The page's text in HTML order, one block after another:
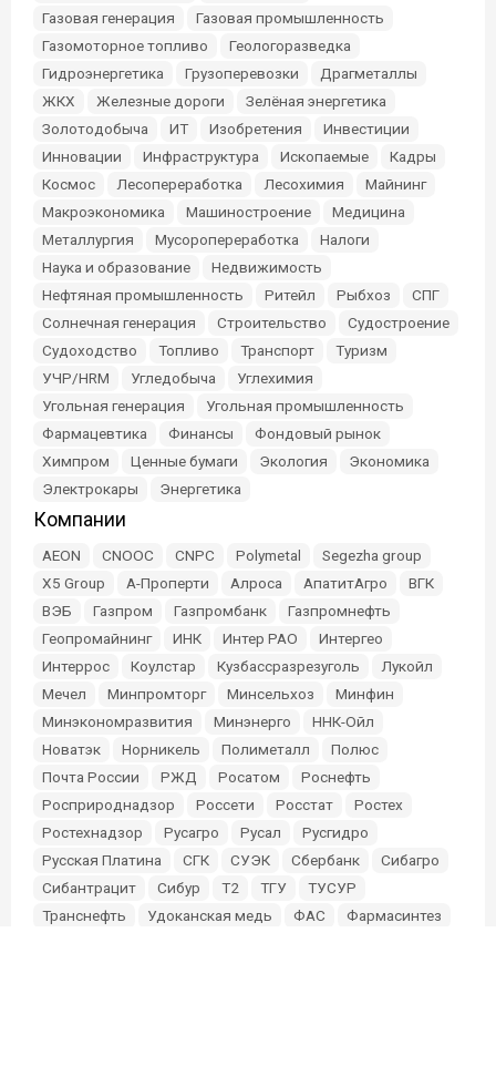
Газовая генерация
Газовая промышленность
Газомоторное топливо
Геологоразведка
Гидроэнергетика
Грузоперевозки
Драгметаллы
ЖКХ
Железные дороги
Зелёная энергетика
Золотодобыча
ИТ Изобретения
Инвестиции
Инновации
Инфраструктура Ископаемые
Кадры
Космос
Лесопереработка Лесохимия
Майнинг
Макроэкономика
Машиностроение
Медицина
Металлургия
Мусоропереработка
Налоги
Наука и образование
Недвижимость
Нефтяная промышленность
Ритейл Рыбхоз
СПГ
Солнечная генерация
Строительство
Судостроение
Судоходство
Топливо Транспорт
Туризм
УЧР/HRM
Угледобыча
Углехимия
Угольная генерация
Угольная промышленность
Фармацевтика
Финансы
Фондовый рынок
Химпром
Ценные бумаги Экология
Экономика
Электрокары
Энергетика
Компании
AEON CNOOC CNPC Polymetal
Segezha group
X5 Group
А-Проперти Алроса АпатитАгро
ВГК
ВЭБ
Газпром Газпромбанк
Газпромнефть
Геопромайнинг
ИНК Интер РАО
Интергео
Интеррос
Коулстар Кузбассразрезуголь
Лукойл
Мечел
Минпромторг Минсельхоз
Минфин
Минэкономразвития
Минэнерго
ННК-Ойл
Новатэк
Норникель Полиметалл
Полюс
Почта России
РЖД Росатом
Роснефть
Росприроднадзор
Россети Росстат
Ростех
Ростехнадзор
Русагро Русал
Русгидро
Русская Платина
СГК СУЭК Сбербанк
Сибагро
Сибантрацит
Сибур Т2 ТГУ
ТУСУР
Транснефть
Удоканская медь ФАС
Фармасинтез